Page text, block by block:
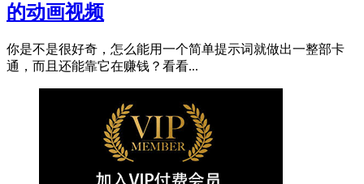
的动画视频
你是不是很好奇，怎么能用一个简单提示词就做出一整部卡
通，而且还能靠它在赚钱？看看...